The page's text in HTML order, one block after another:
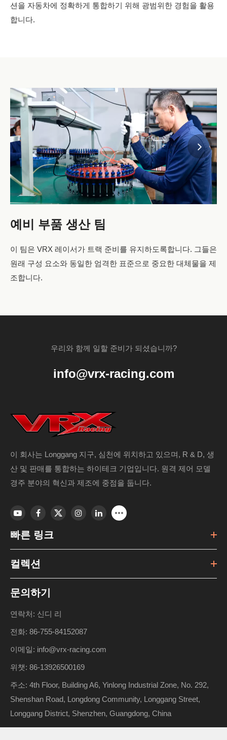
션을 자동차에 정확하게 통합하기 위해 광범위한 경험을 활용
합니다.
예비 부품 생산 팀
이 팀은 VRX 레이서가 트랙 준비를 유지하도록합니다. 그들은
원래 구성 요소와 동일한 엄격한 표준으로 중요한 대체물을 제
조합니다.
우리와 함께 일할 준비가 되셨습니까?
info@vrx-racing.com
이 회사는 Longgang 지구, 심천에 위치하고 있으며, R & D, 생
산 및 판매를 통합하는 하이테크 기업입니다. 원격 제어 모델
경주 분야의 혁신과 제조에 중점을 둡니다.
빠른 링크
컬렉션
문의하기
연락처: 신디 리
전화: 86-755-84152087
이메일: info@vrx-racing.com
위챗: 86-13926500169
주소: 4th Floor, Building A6, Yinlong Industrial Zone, No. 292,
Shenshan Road, Longdong Community, Longgang Street,
Longgang District, Shenzhen, Guangdong, China